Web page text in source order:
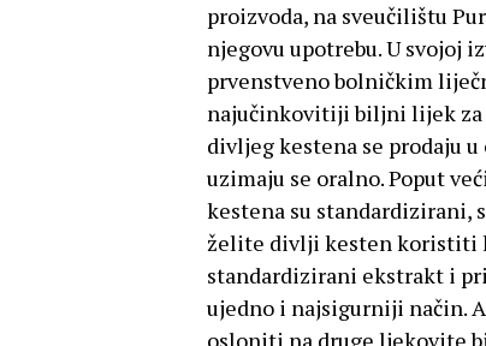
proizvoda, na sveučilištu
njegovu upotrebu. U svojoj
prvenstveno bolničkim
najučinkovitiji biljni lijek za
divljeg kestena se prodaju
uzimaju se oralno. Poput
kestena su standardizirani,
želite divlji kesten koristiti
standardizirani ekstrakt i
ujedno i najsigurniji način.
osloniti na druge ljekovite